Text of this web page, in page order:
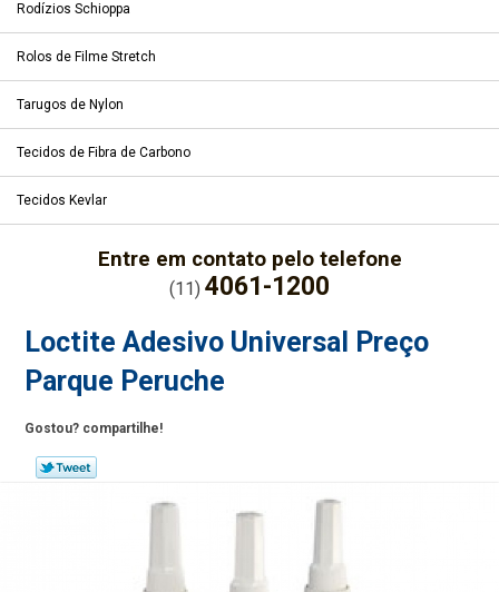
Rodízios Schioppa
Rolos de Filme Stretch
Tarugos de Nylon
Tecidos de Fibra de Carbono
Tecidos Kevlar
Entre em contato pelo telefone
(11) 4061-1200
Loctite Adesivo Universal Preço
Parque Peruche
Gostou? compartilhe!